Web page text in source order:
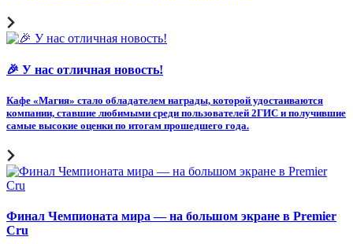
🎉 У нас отличная новость!
Кафе «Магия» стало обладателем награды, которой удостаиваются
компании, ставшие любимыми среди пользователей 2ГИС и получившие
самые высокие оценки по итогам прошедшего года.
Финал Чемпионата мира — на большом экране в Premier
Cru